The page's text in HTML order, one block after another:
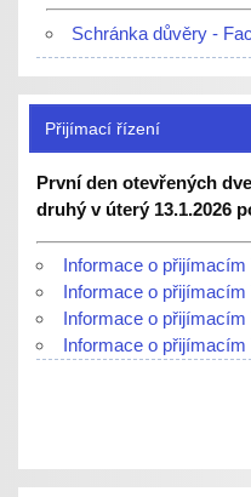
Schránka důvěry -
Přijímací řízení
První den otevřených
druhý v úterý 13.1.2026
Informace o
Informace o
Informace o
Informace o